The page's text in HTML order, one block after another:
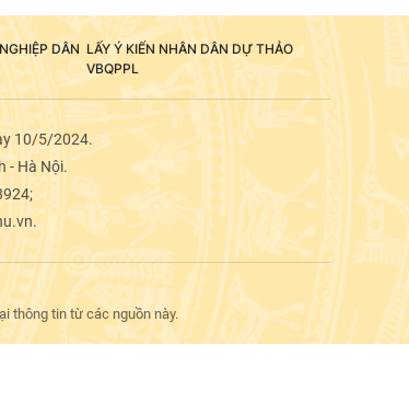
DÂN LẤY Ý KIẾN NHÂN DÂN DỰ THẢO
VBQPPL
10/5/2024.
- Hà Nội.
thông tin từ các nguồn này.